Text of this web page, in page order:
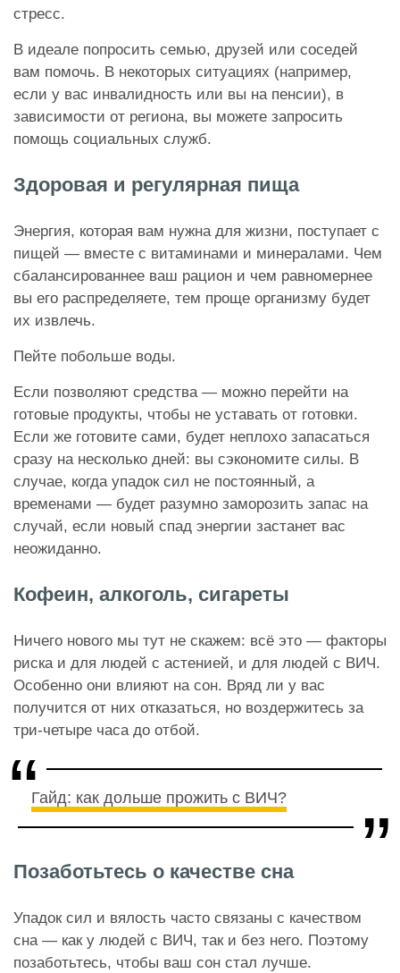
стресс.
В идеале попросить семью, друзей или соседей
вам помочь. В некоторых ситуациях (например,
если у вас инвалидность или вы на пенсии), в
зависимости от региона, вы можете запросить
помощь социальных служб.
Здоровая и регулярная пища
Энергия, которая вам нужна для жизни, поступает с
пищей — вместе с витаминами и минералами. Чем
сбалансированнее ваш рацион и чем равномернее
вы его распределяете, тем проще организму будет
их извлечь.
Пейте побольше воды.
Если позволяют средства — можно перейти на
готовые продукты, чтобы не уставать от готовки.
Если же готовите сами, будет неплохо запасаться
сразу на несколько дней: вы сэкономите силы. В
случае, когда упадок сил не постоянный, а
временами — будет разумно заморозить запас на
случай, если новый спад энергии застанет вас
неожиданно.
Кофеин, алкоголь, сигареты
Ничего нового мы тут не скажем: всё это — факторы
риска и для людей с астенией, и для людей с ВИЧ.
Особенно они влияют на сон. Вряд ли у вас
получится от них отказаться, но воздержитесь за
три-четыре часа до отбой.
Гайд: как дольше прожить с ВИЧ?
Позаботьтесь о качестве сна
Упадок сил и вялость часто связаны с качеством
сна — как у людей с ВИЧ, так и без него. Поэтому
позаботьтесь, чтобы ваш сон стал лучше.